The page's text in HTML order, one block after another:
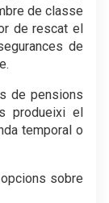
de classe
de rescat el
de
de pensions
produeixi el
temporal o
sobre